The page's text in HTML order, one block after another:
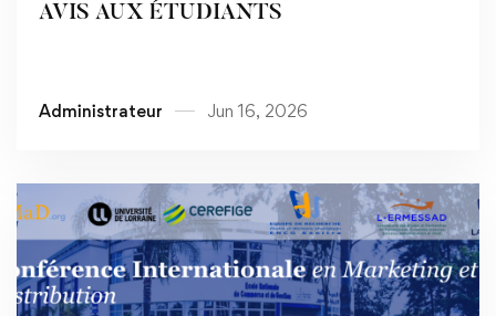
AVIS AUX ÉTUDIANTS
Administrateur Jun 16, 2026